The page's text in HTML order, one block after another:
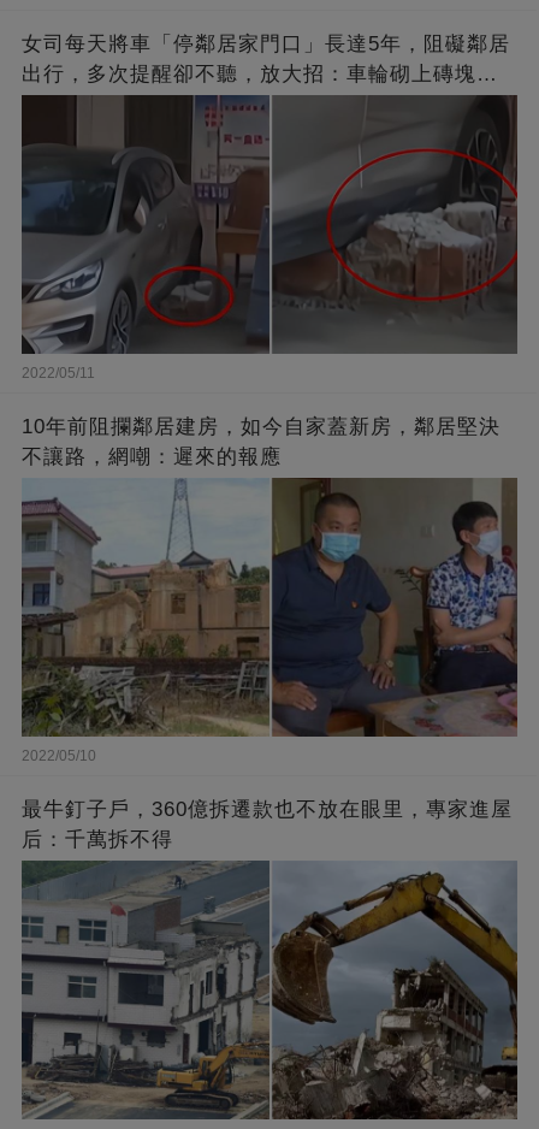
女司每天將車「停鄰居家門口」長達5年，阻礙鄰居
出行，多次提醒卻不聽，放大招：車輪砌上磚塊，
2022/05/11
10年前阻攔鄰居建房，如今自家蓋新房，鄰居堅決
不讓路，網嘲：遲來的報應
2022/05/10
最牛釘子戶，360億拆遷款也不放在眼里，專家進屋
后：千萬拆不得